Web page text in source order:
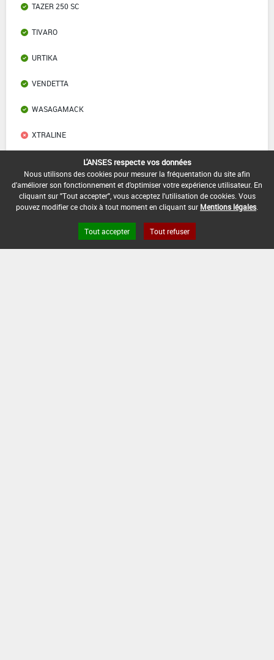
TAZER 250 SC
TIVARO
URTIKA
VENDETTA
WASAGAMACK
XTRALINE
ZOXATOP
ZOXIS
L'ANSES respecte vos données
Nous utilisons des cookies pour mesurer la fréquentation du site afin
d'améliorer son fonctionnement et d'optimiser votre expérience utilisateur. En
cliquant sur "Tout accepter", vous acceptez l'utilisation de cookies. Vous
pouvez modifier ce choix à tout moment en cliquant sur Mentions légales
Tout accepter Tout refuser